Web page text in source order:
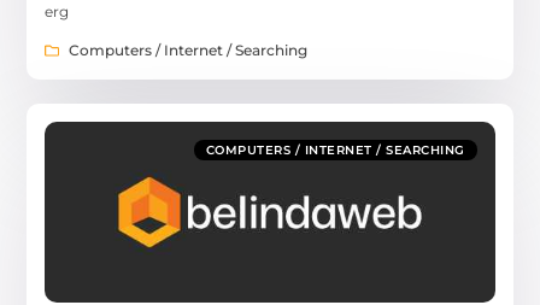
erg
Computers / Internet / Searching
COMPUTERS / INTERNET / SEARCHING